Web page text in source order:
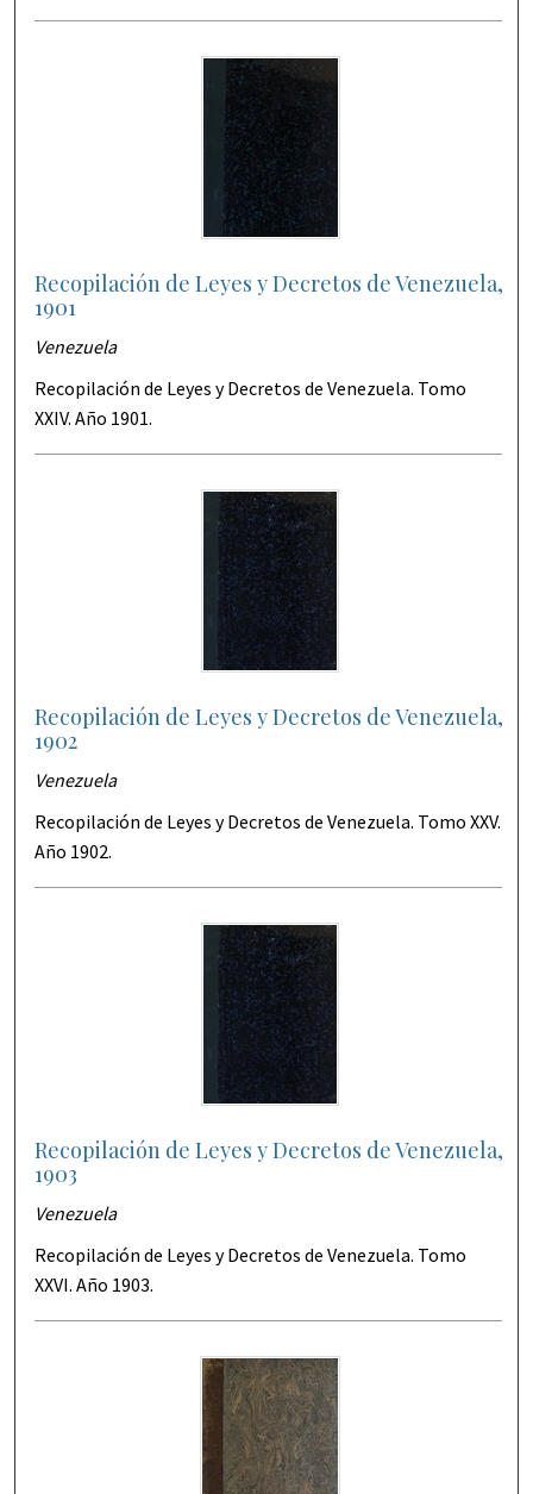
Recopilación de Leyes y Decretos de Venezuela,
1901
Venezuela
Recopilación de Leyes y Decretos de Venezuela. Tomo
XXIV. Año 1901.
Recopilación de Leyes y Decretos de Venezuela,
1902
Venezuela
Recopilación de Leyes y Decretos de Venezuela. Tomo XXV.
Año 1902.
Recopilación de Leyes y Decretos de Venezuela,
1903
Venezuela
Recopilación de Leyes y Decretos de Venezuela. Tomo
XXVI. Año 1903.